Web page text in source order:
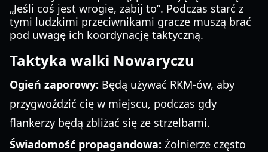
„Jeśli coś jest wrogie, zabij to”. Podczas starć z
tymi ludzkimi przeciwnikami gracze muszą brać
pod uwagę ich koordynację taktyczną.
Taktyka walki Nowaryczu
Ogień zaporowy: Będą używać RKM-ów, aby
przygwoździć cię w miejscu, podczas gdy
flankerzy będą zbliżać się ze strzelbami.
Świadomość propagandowa: Żołnierze często